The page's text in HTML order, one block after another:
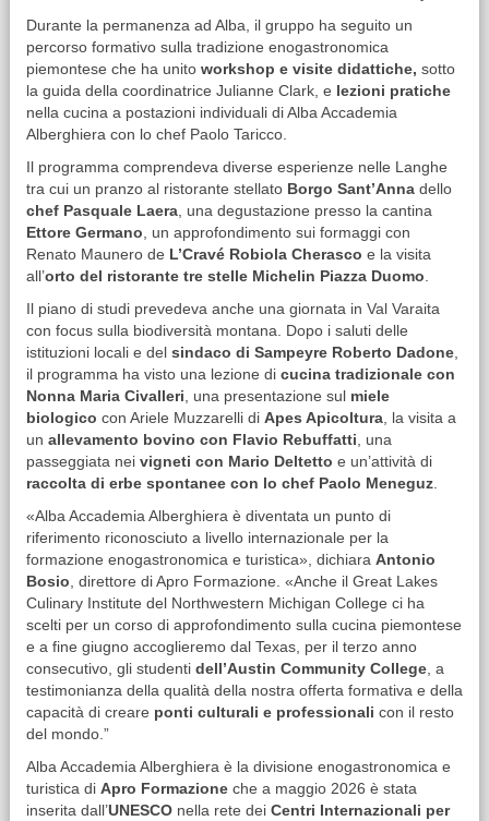
Durante la permanenza ad Alba, il gruppo ha seguito un
percorso formativo sulla tradizione enogastronomica
piemontese che ha unito workshop e visite didattiche, sotto
la guida della coordinatrice Julianne Clark, e lezioni pratiche
nella cucina a postazioni individuali di Alba Accademia
Alberghiera con lo chef Paolo Taricco.
Il programma comprendeva diverse esperienze nelle Langhe
tra cui un pranzo al ristorante stellato Borgo Sant’Annadello
chef Pasquale Laera, una degustazione presso la cantina
Ettore Germano, un approfondimento sui formaggi con
Renato Maunero de L’Cravé Robiola Cherasco e la visita
all’orto del ristorante tre stelle Michelin Piazza Duomo.
Il piano di studi prevedeva anche una giornata in Val Varaita
con focus sulla biodiversità montana. Dopo i saluti delle
istituzioni locali e del sindaco di Sampeyre Roberto Dadone,
il programma ha visto una lezione di cucina tradizionale con
Nonna Maria Civalleri, una presentazione sul miele
biologico con Ariele Muzzarelli di Apes Apicoltura, la visita a
un allevamento bovino con Flavio Rebuffatti, una
passeggiata nei vigneti con Mario Deltetto e un’attività di
raccolta di erbe spontanee con lo chef Paolo Meneguz.
«Alba Accademia Alberghiera è diventata un punto di
riferimento riconosciuto a livello internazionale per la
formazione enogastronomica e turistica», dichiara Antonio
Bosio, direttore di Apro Formazione. «Anche il Great Lakes
Culinary Institute del Northwestern Michigan College ci ha
scelti per un corso di approfondimento sulla cucina piemontese
e a fine giugno accoglieremo dal Texas, per il terzo anno
consecutivo, gli studenti dell’Austin Community College, a
testimonianza della qualità della nostra offerta formativa e della
capacità di creare ponti culturali e professionali con il resto
del mondo.”
Alba Accademia Alberghiera è la divisione enogastronomica e
turistica di Apro Formazioneche a maggio 2026 è stata
inserita dall’UNESCOnella rete dei Centri Internazionali per